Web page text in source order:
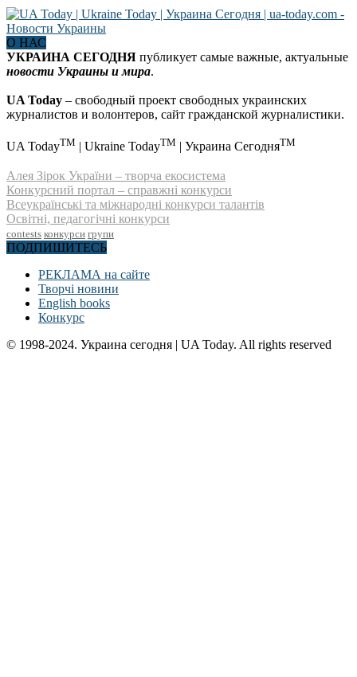
О НАС
УКРАИНА СЕГОДНЯ публикует самые важные, актуальные
новости Украины и мира.
UA Today – свободный проект свободных украинских
журналистов и волонтеров, сайт гражданской журналистики.
UA TodayTM | Ukraine TodayTM | Украина СегодняTM
Алея Зірок України – творча екосистема
Конкурсний портал – справжні конкурси
Всеукраїнські та міжнародні конкурси талантів
Освітні, педагогічні конкурси
contests конкурси групи
ПОДПИШИТЕСЬ
РЕКЛАМА на сайте
Творчі новини
English books
Конкурс
© 1998-2024. Украина сегодня | UA Today. All rights reserved